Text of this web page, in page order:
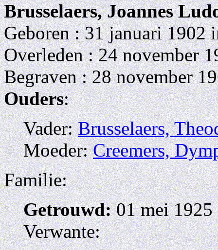
Brusselaers, Joannes
Geboren : 31 januari 1902
Overleden : 24 november
Begraven : 28 november
Ouders:
Vader:Brusselaers,
Moeder:Creemers,
Familie:
Getrouwd:01 mei 1925
Verwante: